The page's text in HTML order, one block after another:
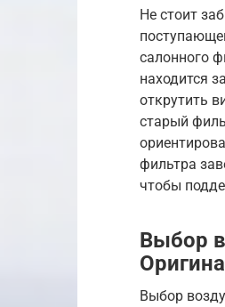
Не стоит
салонного
находится
открутить
старый
фильтра
чтобы
Выбор
Выбор